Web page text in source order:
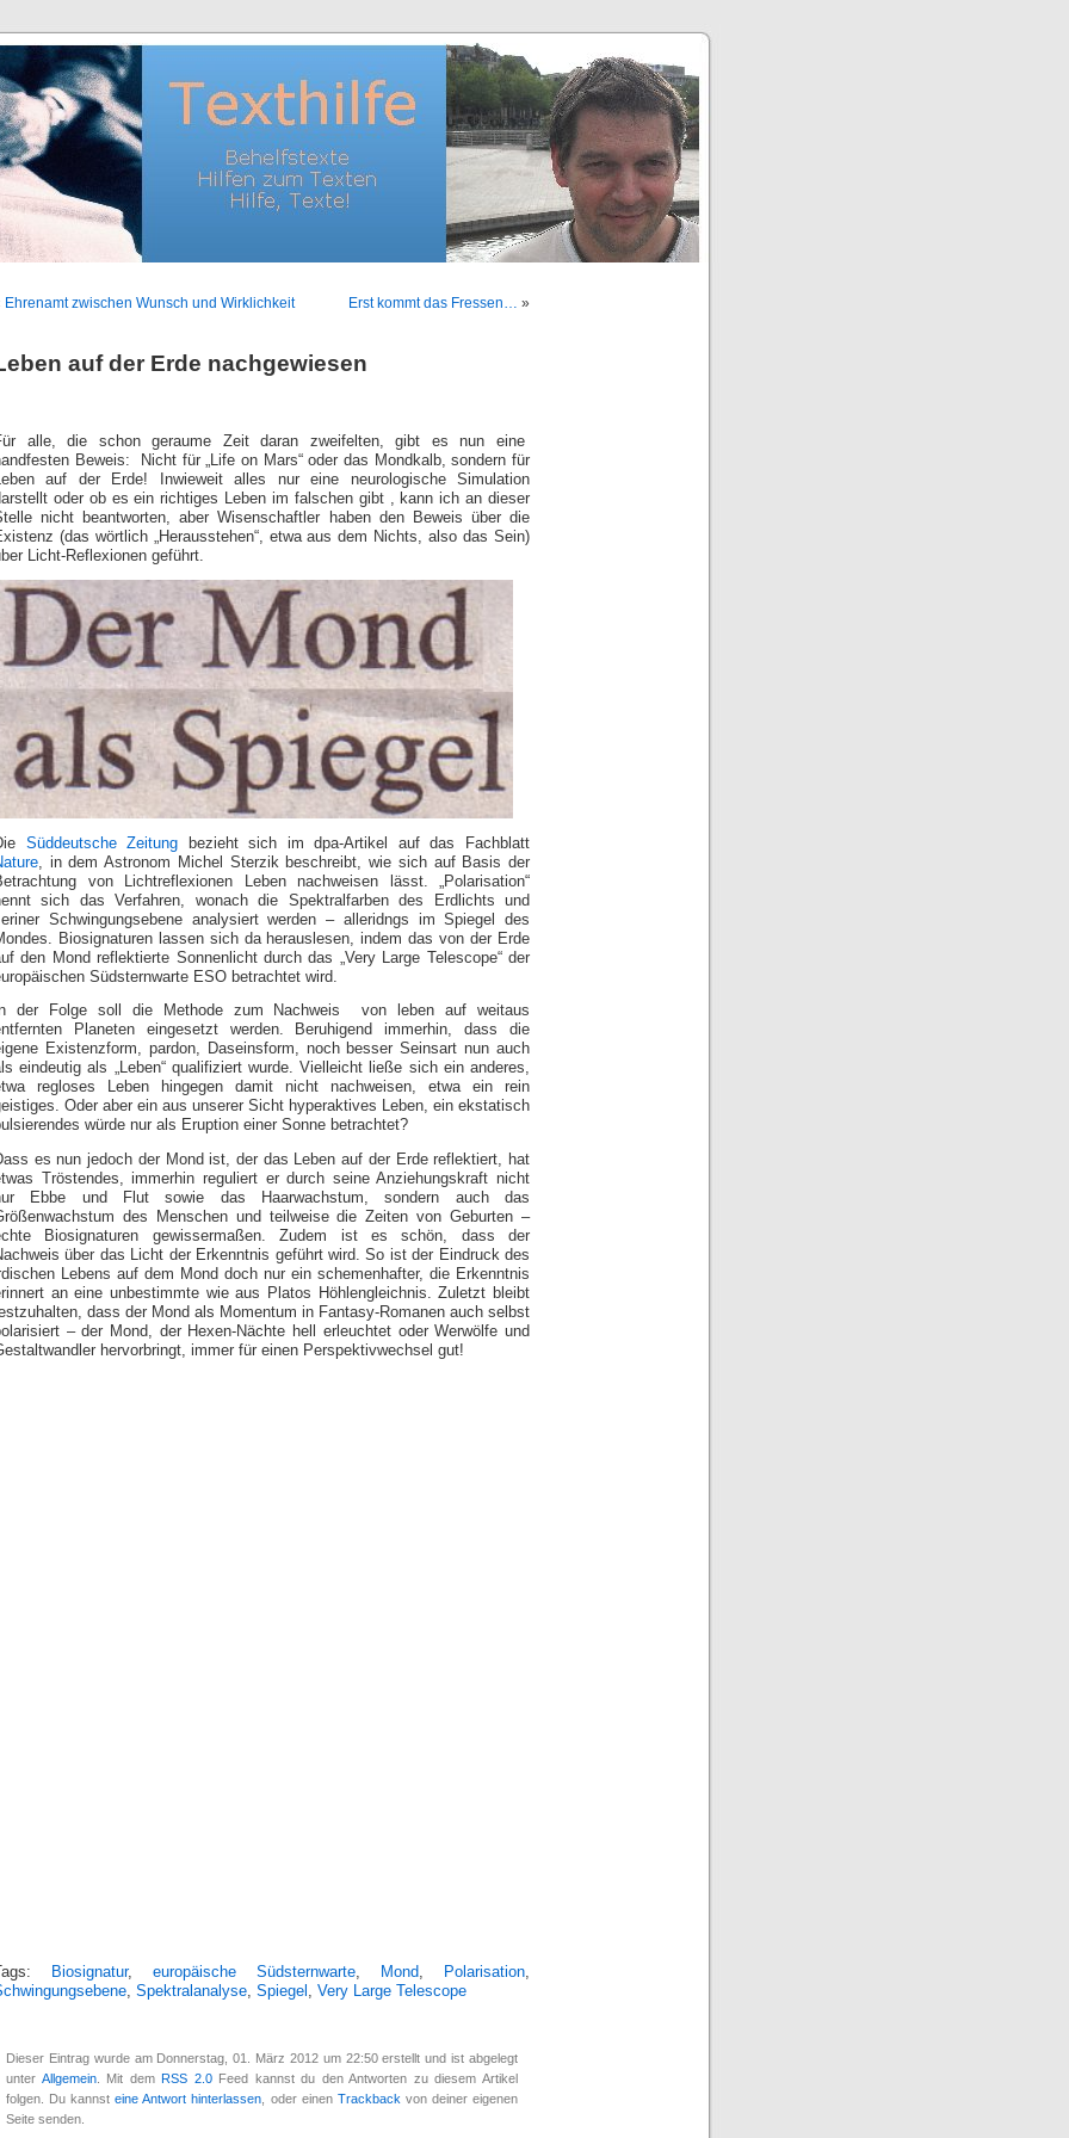
Ehrenamt zwischen Wunsch und Wirklichkeit Erst kommt das Fressen… »
auf der Erde nachgewiesen
alle, die schon geraume Zeit daran zweifelten, gibt es nun eine
Beweis: Nicht für „Life on Mars“ oder das Mondkalb, sondern für
auf der Erde! Inwieweit alles nur eine neurologische Simulation
oder ob es ein richtiges Leben im falschen gibt , kann ich an dieser
nicht beantworten, aber Wisenschaftler haben den Beweis über die
(das wörtlich „Herausstehen“, etwa aus dem Nichts, also das Sein)
Licht-Reflexionen geführt.
Süddeutsche Zeitung bezieht sich im dpa-Artikel auf das Fachblatt
, in dem Astronom Michel Sterzik beschreibt, wie sich auf Basis der
von Lichtreflexionen Leben nachweisen lässt. „Polarisation“
sich das Verfahren, wonach die Spektralfarben des Erdlichts und
Schwingungsebene analysiert werden – alleridngs im Spiegel des
Biosignaturen lassen sich da herauslesen, indem das von der Erde
den Mond reflektierte Sonnenlicht durch das „Very Large Telescope“ der
Südsternwarte ESO betrachtet wird.
der Folge soll die Methode zum Nachweis von leben auf weitaus
Planeten eingesetzt werden. Beruhigend immerhin, dass die
Existenzform, pardon, Daseinsform, noch besser Seinsart nun auch
eindeutig als „Leben“ qualifiziert wurde. Vielleicht ließe sich ein anderes,
regloses Leben hingegen damit nicht nachweisen, etwa ein rein
Oder aber ein aus unserer Sicht hyperaktives Leben, ein ekstatisch
würde nur als Eruption einer Sonne betrachtet?
es nun jedoch der Mond ist, der das Leben auf der Erde reflektiert, hat
Tröstendes, immerhin reguliert er durch seine Anziehungskraft nicht
Ebbe und Flut sowie das Haarwachstum, sondern auch das
des Menschen und teilweise die Zeiten von Geburten –
Biosignaturen gewissermaßen. Zudem ist es schön, dass der
über das Licht der Erkenntnis geführt wird. So ist der Eindruck des
Lebens auf dem Mond doch nur ein schemenhafter, die Erkenntnis
an eine unbestimmte wie aus Platos Höhlengleichnis. Zuletzt bleibt
dass der Mond als Momentum in Fantasy-Romanen auch selbst
– der Mond, der Hexen-Nächte hell erleuchtet oder Werwölfe und
hervorbringt, immer für einen Perspektivwechsel gut!
Biosignatur, europäische Südsternwarte, Mond, Polarisation,
, Spektralanalyse, Spiegel , Very Large Telescope
Dieser Eintrag wurde am Donnerstag, 01. März 2012 um 22:50 erstellt und ist abgelegt
unter Allgemein. Mit demRSS 2.0Feed kannst du den Antworten zu diesem Artikel
folgen. Du kannsteine Antwort hinterlassen , oder einen Trackback von deiner eigenen
Seite senden.